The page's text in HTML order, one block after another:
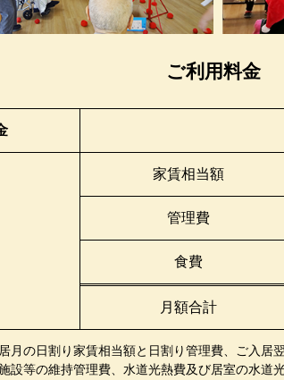
ご利用料金
家賃相当額
管理費
食費
月額合計
月の日割り家賃相当額と日割り管理費、ご入居
設等の維持管理費、水道光熱費及び居室の水道